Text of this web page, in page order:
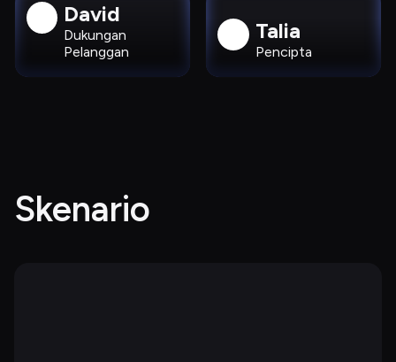
David
Dukungan
Pelanggan
Talia
Pencipta
Skenario